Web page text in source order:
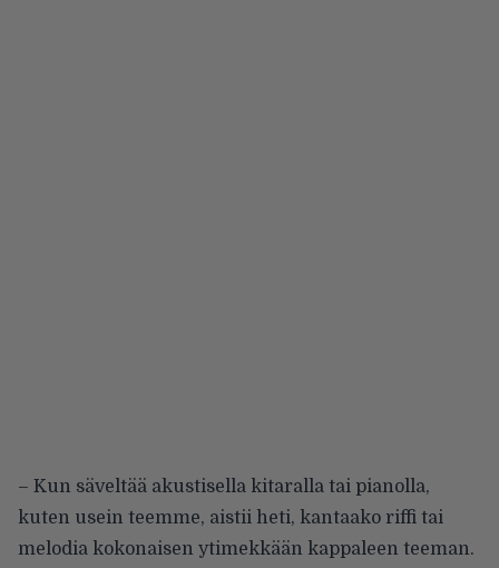
– Kun säveltää akustisella kitaralla tai pianolla,
kuten usein teemme, aistii heti, kantaako riffi tai
melodia kokonaisen ytimekkään kappaleen teeman.